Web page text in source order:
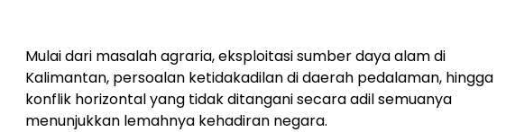
Mulai dari masalah agraria, eksploitasi sumber daya alam di
Kalimantan, persoalan ketidakadilan di daerah pedalaman, hingga
konflik horizontal yang tidak ditangani secara adil semuanya
menunjukkan lemahnya kehadiran negara.